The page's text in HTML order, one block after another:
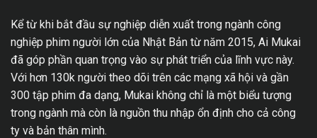
Kể từ khi bắt đầu sự nghiệp diễn xuất trong ngành công
nghiệp phim người lớn của Nhật Bản từ năm 2015, Ai Mukai
đã góp phần quan trọng vào sự phát triển của lĩnh vực này.
Với hơn 130k người theo dõi trên các mạng xã hội và gần
300 tập phim đa dạng, Mukai không chỉ là một biểu tượng
trong ngành mà còn là nguồn thu nhập ổn định cho cả công
ty và bản thân mình.